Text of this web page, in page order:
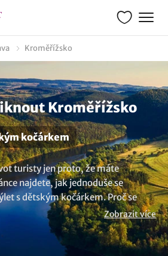
Kroměřížsko
Kroměřížsko
kočárkem
turisty jen proto, že máte
najdete, jak jednoduše se
s dětským kočárkem. Proč se
spolu s vaším malým děťátkem
Máme připravený bohatý výběr
které jsou ideální pro rodiny
Zobrazit více